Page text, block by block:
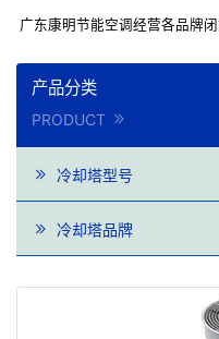
广东康明节能空调经营各品牌
产品分类
PRODUCT
冷却塔型号
冷却塔品牌